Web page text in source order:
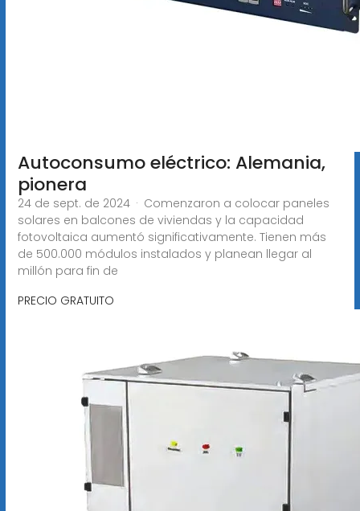
Autoconsumo eléctrico: Alemania,
pionera
24 de sept. de 2024 · Comenzaron a colocar paneles
solares en balcones de viviendas y la capacidad
fotovoltaica aumentó significativamente. Tienen más
de 500.000 módulos instalados y planean llegar al
millón para fin de
PRECIO GRATUITO